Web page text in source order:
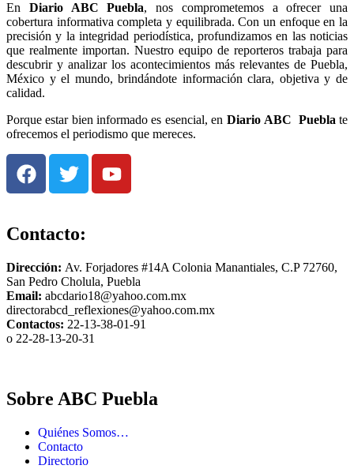
En Diario ABC Puebla, nos comprometemos a ofrecer una
cobertura informativa completa y equilibrada. Con un enfoque en la
precisión y la integridad periodística, profundizamos en las noticias
que realmente importan. Nuestro equipo de reporteros trabaja para
descubrir y analizar los acontecimientos más relevantes de Puebla,
México y el mundo, brindándote información clara, objetiva y de
calidad.
Porque estar bien informado es esencial, en Diario ABC Pueblate
ofrecemos el periodismo que mereces.
Contacto:
Dirección: Av. Forjadores #14A Colonia Manantiales, C.P 72760,
San Pedro Cholula, Puebla
Email: abcdario18@yahoo.com.mx
directorabcd_reflexiones@yahoo.com.mx
Contactos: 22-13-38-01-91
o 22-28-13-20-31
Sobre ABC Puebla
Quiénes Somos…
Contacto
Directorio